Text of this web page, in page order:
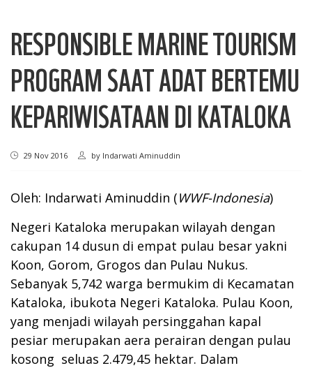
RESPONSIBLE MARINE TOURISM
PROGRAM SAAT ADAT BERTEMU
KEPARIWISATAAN DI KATALOKA
29 Nov 2016 by Indarwati Aminuddin
Oleh: Indarwati Aminuddin (WWF-Indonesia)
Negeri Kataloka merupakan wilayah dengan
cakupan 14 dusun di empat pulau besar yakni
Koon, Gorom, Grogos dan Pulau Nukus.
Sebanyak 5,742 warga bermukim di Kecamatan
Kataloka, ibukota Negeri Kataloka. Pulau Koon,
yang menjadi wilayah persinggahan kapal
pesiar merupakan aera perairan dengan pulau
kosong seluas 2.479,45 hektar. Dalam